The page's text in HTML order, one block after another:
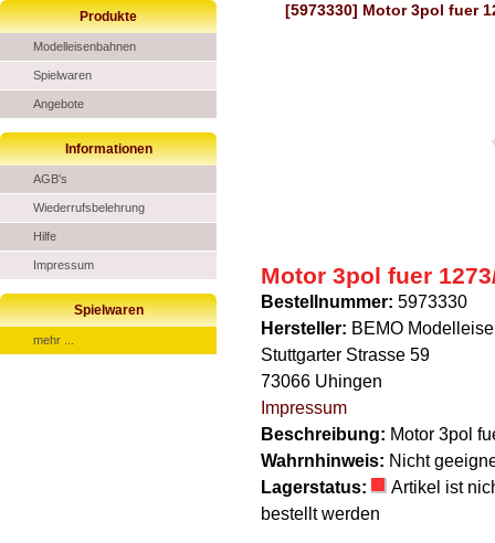
Produkte
Modelleisenbahnen
Spielwaren
Angebote
Informationen
AGB's
Wiederrufsbelehrung
Hilfe
Impressum
Spielwaren
mehr ...
[5973330] Motor 3pol fuer
Motor 3pol fuer
Bestellnummer: 5973330
Hersteller: BEMO
Stuttgarter Strasse 59
73066 Uhingen
Impressum
Beschreibung: Motor 3pol
Wahrnhinweis: Nicht
Lagerstatus:
Artikel ist
bestellt werden